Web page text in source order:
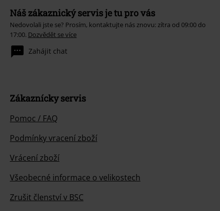
Náš zákaznický servis je tu pro vás
Nedovolali jste se? Prosím, kontaktujte nás znovu: zítra od 09:00 do
17:00. Dozvědět se více
Zahájit chat
Zákaznícky servis
Pomoc / FAQ
Podmínky vracení zboží
Vrácení zboží
Všeobecné informace o velikostech
Zrušit členství v BSC